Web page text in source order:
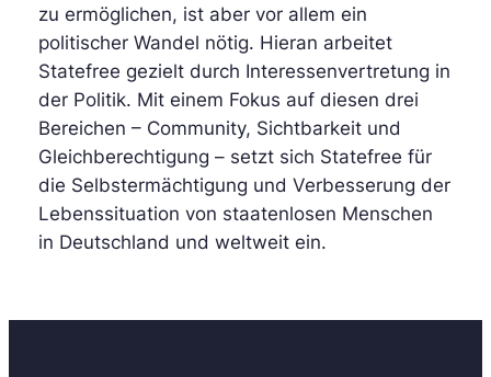
zu ermöglichen, ist aber vor allem ein
politischer Wandel nötig. Hieran arbeitet
Statefree gezielt durch Interessenvertretung in
der Politik. Mit einem Fokus auf diesen drei
Bereichen – Community, Sichtbarkeit und
Gleichberechtigung – setzt sich Statefree für
die Selbstermächtigung und Verbesserung der
Lebenssituation von staatenlosen Menschen
in Deutschland und weltweit ein.